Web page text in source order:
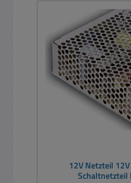
12V Netzteil 12V 75W 6A Case RS75
Schaltnetzteil